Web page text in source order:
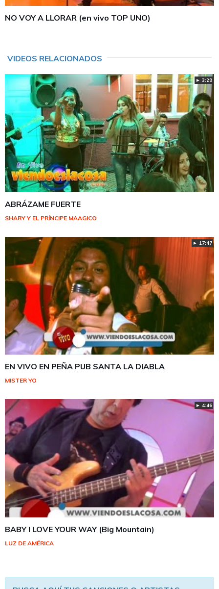
NO VOY A LLORAR (en vivo TOP UNO)
VIDEOS RELACIONADOS
► 3:29
ABRÁZAME FUERTE
SHARY Y EL PRÍNCIPE MAAGICO
► 17:47
EN VIVO EN PEÑA PUB SANTA LA DIABLA
MISTER YO
► 4:46
BABY I LOVE YOUR WAY (Big Mountain)
LUZ DE AMÉRICA